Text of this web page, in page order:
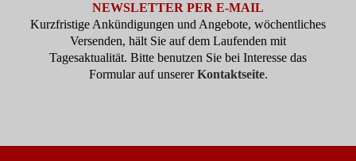
NEWSLETTER PER E-MAIL
Kurzfristige Ankündigungen und Angebote, wöchentliches
Versenden, hält Sie auf dem Laufenden mit
Tagesaktualität. Bitte benutzen Sie bei Interesse das
Formular auf unsererKontaktseite.